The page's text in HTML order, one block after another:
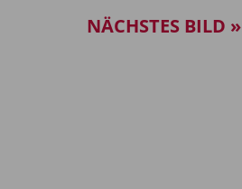
NÄCHSTES BILD »